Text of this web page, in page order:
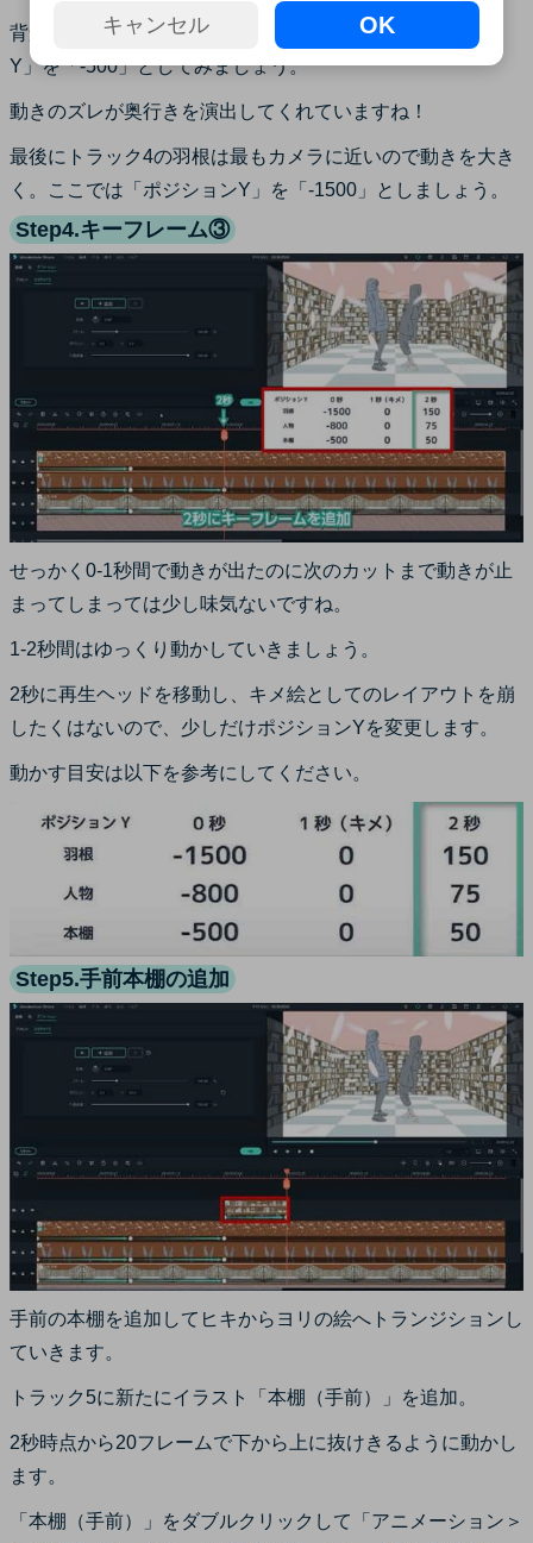
背景は被写体より奥にあるので動きを小さく「ポジション
Y」を「-500」としてみましょう。
動きのズレが奥行きを演出してくれていますね！
最後にトラック4の羽根は最もカメラに近いので動きを大き
く。ここでは「ポジションY」を「-1500」としましょう。
Step4.キーフレーム③
せっかく0-1秒間で動きが出たのに次のカットまで動きが止
まってしまっては少し味気ないですね。
1-2秒間はゆっくり動かしていきましょう。
2秒に再生ヘッドを移動し、キメ絵としてのレイアウトを崩
したくはないので、少しだけポジションYを変更します。
動かす目安は以下を参考にしてください。
Step5.手前本棚の追加
手前の本棚を追加してヒキからヨリの絵へトランジションし
ていきます。
トラック5に新たにイラスト「本棚（手前）」を追加。
2秒時点から20フレームで下から上に抜けきるように動かし
ます。
「本棚（手前）」をダブルクリックして「アニメーション＞
キャンセル OK